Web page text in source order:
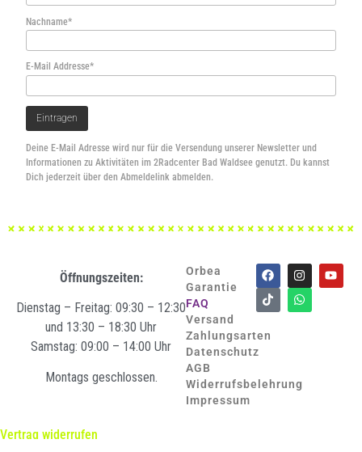
Nachname*
E-Mail Addresse*
Deine E-Mail Adresse wird nur für die Versendung unserer Newsletter und
Informationen zu Aktivitäten im 2Radcenter Bad Waldsee genutzt. Du kannst
Dich jederzeit über den Abmeldelink abmelden.
Öffnungszeiten:
Dienstag – Freitag: 09:30 – 12:30
und 13:30 – 18:30 Uhr
Samstag: 09:00 – 14:00 Uhr
Montags geschlossen.
Orbea
Garantie
FAQ
Versand
Zahlungsarten
Datenschutz
AGB
Widerrufsbelehrung
Impressum
Vertrag widerrufen